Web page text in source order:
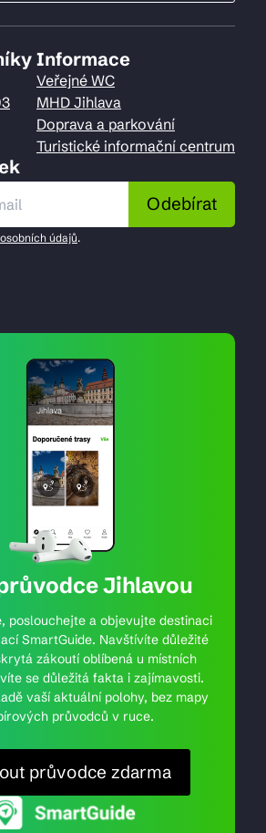
Informace
Veřejné WC
MHD Jihlava
Doprava a parkování
Turistické informační centrum
Odebírat
údajů.
Jihlavou
poslouchejte a objevujte destinaci
SmartGuide. Navštívíte důležité
zákoutí oblíbená u místních
se důležitá fakta i zajímavosti.
vaší aktuální polohy, bez mapy
průvodců v ruce.
průvodce zdarma